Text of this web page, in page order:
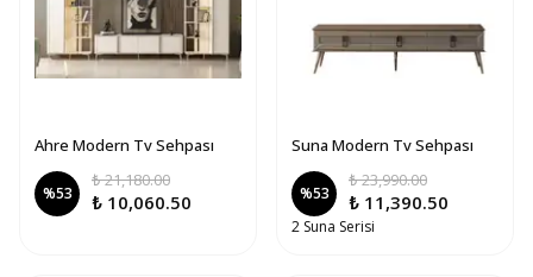
Ahre Modern Tv Sehpası
%53
₺ 21,180.00
₺ 10,060.50
Suna Modern Tv Sehpası
%53
₺ 23,990.00
₺ 11,390.50
2 Suna Serisi